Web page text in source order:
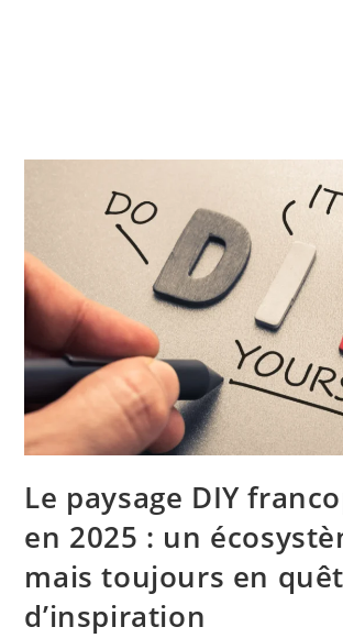
Le paysage DIY
en 2025 : un
mais toujours en
d’inspiration